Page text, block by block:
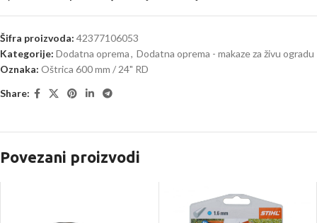
Šifra proizvoda: 42377106053
Kategorije: Dodatna oprema, Dodatna oprema - makaze za živu ogradu
Oznaka: Oštrica 600 mm / 24" RD
Share:
Povezani proizvodi